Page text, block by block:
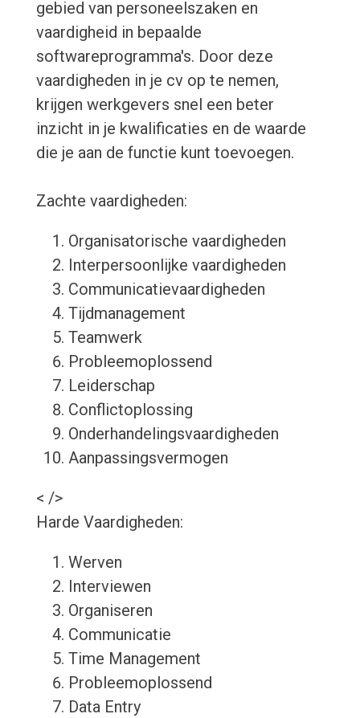
gebied van personeelszaken en
vaardigheid in bepaalde
softwareprogramma's. Door deze
vaardigheden in je cv op te nemen,
krijgen werkgevers snel een beter
inzicht in je kwalificaties en de waarde
die je aan de functie kunt toevoegen.
Zachte vaardigheden:
Organisatorische vaardigheden
Interpersoonlijke vaardigheden
Communicatievaardigheden
Tijdmanagement
Teamwerk
Probleemoplossend
Leiderschap
Conflictoplossing
Onderhandelingsvaardigheden
Aanpassingsvermogen
< />
Harde Vaardigheden:
Werven
Interviewen
Organiseren
Communicatie
Time Management
Probleemoplossend
Data Entry